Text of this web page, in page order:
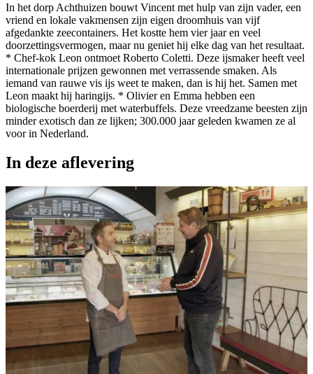
In het dorp Achthuizen bouwt Vincent met hulp van zijn vader, een
vriend en lokale vakmensen zijn eigen droomhuis van vijf
afgedankte zeecontainers. Het kostte hem vier jaar en veel
doorzettingsvermogen, maar nu geniet hij elke dag van het resultaat.
* Chef-kok Leon ontmoet Roberto Coletti. Deze ijsmaker heeft veel
internationale prijzen gewonnen met verrassende smaken. Als
iemand van rauwe vis ijs weet te maken, dan is hij het. Samen met
Leon maakt hij haringijs. * Olivier en Emma hebben een
biologische boerderij met waterbuffels. Deze vreedzame beesten zijn
minder exotisch dan ze lijken; 300.000 jaar geleden kwamen ze al
voor in Nederland.
In deze aflevering